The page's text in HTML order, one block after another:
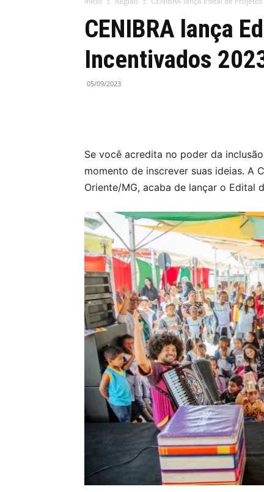
CENIBRA lança
Incentivados
05/09/2023
Se você acredita no poder da
momento de inscrever suas ideias. A
Oriente/MG, acaba de lançar o Edital